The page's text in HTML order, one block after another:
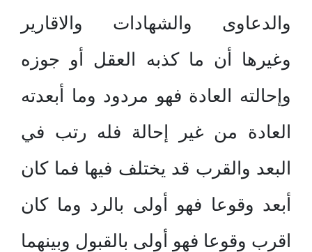
والدعاوى والشهادات والاقارير
وغيرها أن ما كذبه العقل أو جوزه
وإحالته العادة فهو مردود وما أبعدته
العادة من غير إحالة فله رتب في
البعد والقرب قد يختلف فيها فما كان
أبعد وقوعا فهو أولى بالرد وما كان
اقرب وقوعا فهو أولى بالقبول وبينهما